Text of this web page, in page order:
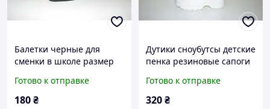
Балетки черные для
сменки в школе размер
Готово к отправке
180₴
Дутики сноубутсы детские
пенка резиновые сапоги
Готово к отправке
320₴